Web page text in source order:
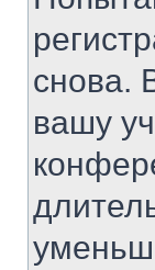
снова.
вашу